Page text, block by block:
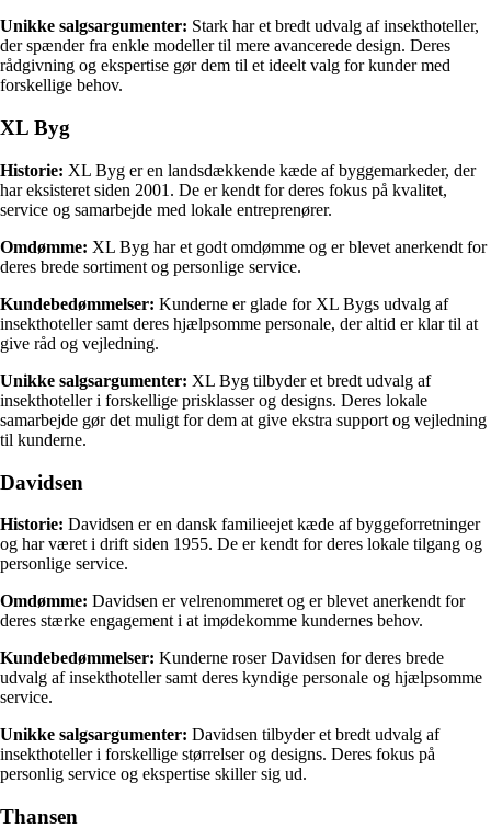
Unikke salgsargumenter: Stark har et bredt udvalg af insekthoteller,
der spænder fra enkle modeller til mere avancerede design. Deres
rådgivning og ekspertise gør dem til et ideelt valg for kunder med
forskellige behov.
XL Byg
Historie: XL Byg er en landsdækkende kæde af byggemarkeder, der
har eksisteret siden 2001. De er kendt for deres fokus på kvalitet,
service og samarbejde med lokale entreprenører.
Omdømme: XL Byg har et godt omdømme og er blevet anerkendt for
deres brede sortiment og personlige service.
Kundebedømmelser: Kunderne er glade for XL Bygs udvalg af
insekthoteller samt deres hjælpsomme personale, der altid er klar til at
give råd og vejledning.
Unikke salgsargumenter: XL Byg tilbyder et bredt udvalg af
insekthoteller i forskellige prisklasser og designs. Deres lokale
samarbejde gør det muligt for dem at give ekstra support og vejledning
til kunderne.
Davidsen
Historie: Davidsen er en dansk familieejet kæde af byggeforretninger
og har været i drift siden 1955. De er kendt for deres lokale tilgang og
personlige service.
Omdømme: Davidsen er velrenommeret og er blevet anerkendt for
deres stærke engagement i at imødekomme kundernes behov.
Kundebedømmelser: Kunderne roser Davidsen for deres brede
udvalg af insekthoteller samt deres kyndige personale og hjælpsomme
service.
Unikke salgsargumenter: Davidsen tilbyder et bredt udvalg af
insekthoteller i forskellige størrelser og designs. Deres fokus på
personlig service og ekspertise skiller sig ud.
Thansen